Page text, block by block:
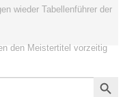
wieder Tabellenführer der
den Meistertitel vorzeitig
Search Button